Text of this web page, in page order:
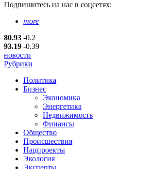
Подпишитесь на нас в соцсетях:
more
80.93 -0.2
93.19 -0.39
новости
Рубрики
Политика
Бизнес
Экономика
Энергетика
Недвижимость
Финансы
Общество
Происшествия
Нацпроекты
Экология
Эксперты